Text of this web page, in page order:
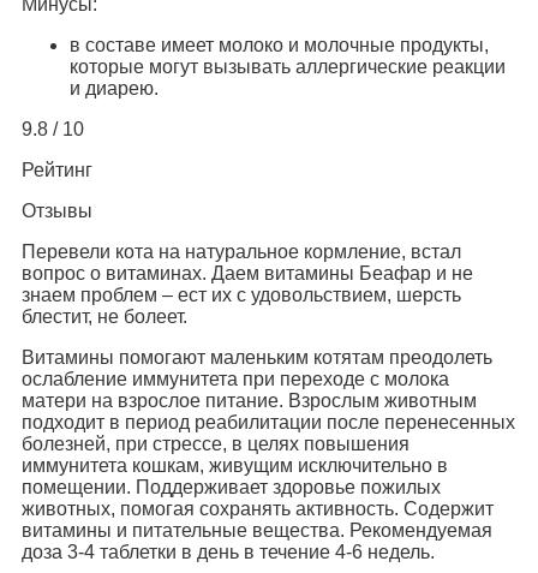
в составе имеет молоко и молочные продукты,
которые могут вызывать аллергические реакции
и диарею.
9.8 / 10
Рейтинг
Отзывы
Перевели кота на натуральное кормление, встал
вопрос о витаминах. Даем витамины Беафар и не
знаем проблем – ест их с удовольствием, шерсть
блестит, не болеет.
Витамины помогают маленьким котятам преодолеть
ослабление иммунитета при переходе с молока
матери на взрослое питание. Взрослым животным
подходит в период реабилитации после перенесенных
болезней, при стрессе, в целях повышения
иммунитета кошкам, живущим исключительно в
помещении. Поддерживает здоровье пожилых
животных, помогая сохранять активность. Содержит
витамины и питательные вещества. Рекомендуемая
доза 3-4 таблетки в день в течение 4-6 недель.